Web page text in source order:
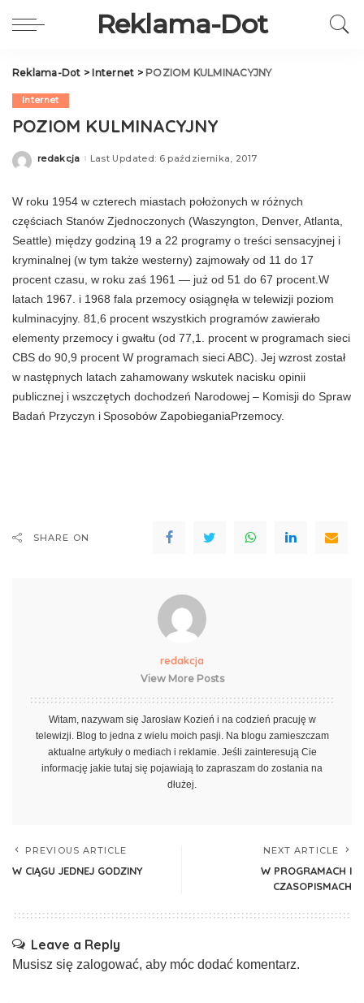
Reklama-Dot
Reklama-Dot > Internet > POZIOM KULMINACYJNY
Internet
POZIOM KULMINACYJNY
Posted
redakcja Last Updated: 6 października, 2017
W roku 1954 w czterech miastach położo­nych w różnych
częściach Stanów Zjednoczonych (Waszyngton, Denver, Atlanta,
Seattle) między go­dziną 19 a 22 programy o treści sensacyjnej i
kry­minalnej (w tym także westerny) zajmowały od 11 do 17
procent czasu, w roku zaś 1961 — już od 51 do 67 procent.W
latach 1967. i 1968 fala przemocy osiągnęła w telewizji poziom
kulminacyjny. 81,6 procent wszystkich programów zawierało
elementy prze­mocy i gwałtu (od 77,1. procent w programach sie­ci
CBS do 90,9 procent W programach sieci ABC). Jej wzrost został
w następnych latach zahamowa­ny wskutek nacisku opinii
publicznej i wszczętych dochodzeń Narodowej – Komisji do Spraw
Badań Przyczyn iSposobów ZapobieganiaPrzemocy.
SHARE ON
redakcja
View More Posts
Witam, nazywam się Jarosław Kozień i na codzień pracuję w
telewizji. Blog to jedna z wielu moich pasji. Na blogu zamieszczam
aktualne artykuły o mediach i reklamie. Jeśli zainteresują Cie
informację jakie tutaj się pojawiają to zapraszam do zostania na
dłużej.
PREVIOUS ARTICLE
W CIĄGU JEDNEJ GODZINY
NEXT ARTICLE
W PROGRAMACH I
CZASOPISMACH
Leave a Reply
Musisz się zalogować, aby móc dodać komentarz.